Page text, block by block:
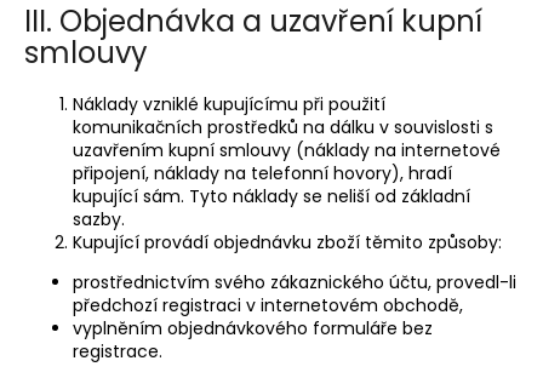
III. Objednávka a uzavření kupní
smlouvy
Náklady vzniklé kupujícímu při použití
komunikačních prostředků na dálku v souvislosti s
uzavřením kupní smlouvy (náklady na internetové
připojení, náklady na telefonní hovory), hradí
kupující sám. Tyto náklady se neliší od základní
sazby.
Kupující provádí objednávku zboží těmito způsoby:
prostřednictvím svého zákaznického účtu, provedl-li
předchozí registraci v internetovém obchodě,
vyplněním objednávkového formuláře bez
registrace.